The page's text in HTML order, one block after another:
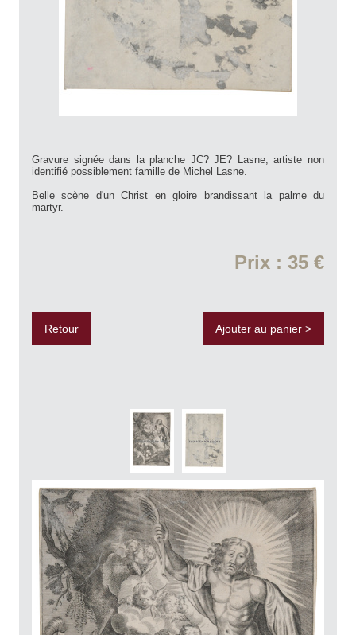
Gravure signée dans la planche JC? JE? Lasne, artiste non
identifié possiblement famille de Michel Lasne.
Belle scène d'un Christ en gloire brandissant la palme du
martyr.
Prix : 35 €
Retour Ajouter au panier >